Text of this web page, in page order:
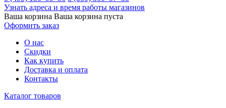
Узнать адреса и время работы магазинов
Ваша корзина Ваша корзина пуста
Оформить заказ
О нас
Скидки
Как купить
Доставка и оплата
Контакты
Каталог товаров